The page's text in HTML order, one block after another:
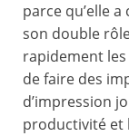
parce qu’elle
son double
rapidement les
de faire des
d’impression
productivité et